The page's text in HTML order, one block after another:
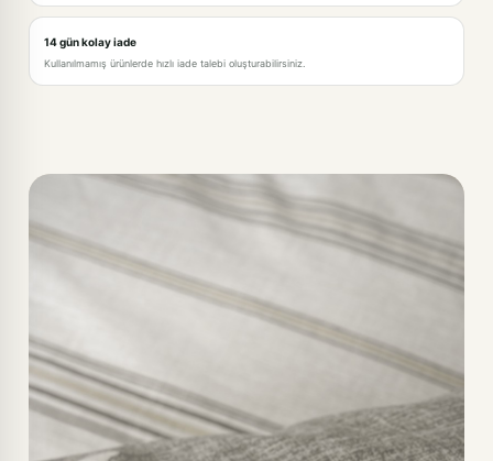
14 gün kolay iade
Kullanılmamış ürünlerde hızlı iade talebi oluşturabilirsiniz.